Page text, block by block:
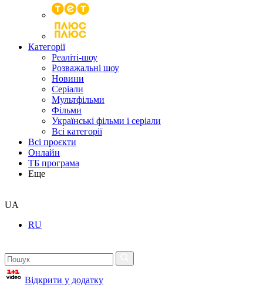
Категорії
Реаліті-шоу
Розважальні шоу
Новини
Серіали
Мультфільми
Фільми
Українські фільми і серіали
Всі категорії
Всі проєкти
Онлайн
ТБ програма
Еще
UA
RU
Відкрити у додатку